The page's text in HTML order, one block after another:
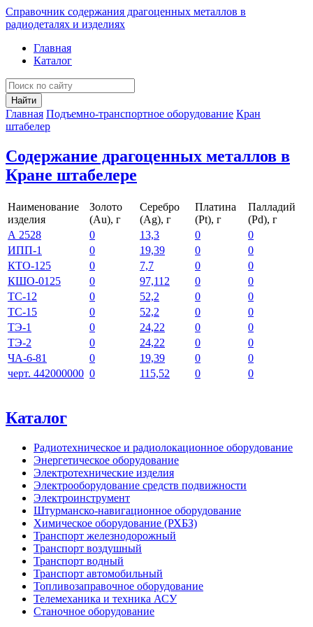
Справочник содержания драгоценных металлов в
радиодеталях и изделиях
Главная
Каталог
Найти
Главная Подъемно-транспортное оборудование Кран
штабелер
Содержание драгоценных металлов в
Кране штабелере
Наименование
изделия
Золото
(Au), г
Серебро
(Ag), г
Платина
(Pt), г
Палладий
(Pd), г
А 2528
0 13,3 0
0
ИПП-1
0 19,39 0
0
КТО-125
0 7,7 0
0
КШО-0125
0 97,112 0
0
ТС-12
0 52,2 0
0
ТС-15
0 52,2 0
0
ТЭ-1
0 24,22 0
0
ТЭ-2
0 24,22 0
0
ЧА-6-81
0 19,39 0
0
черт. 442000000 0 115,52 0 0
Каталог
Радиотехническое и радиолокационное оборудование
Энергетическое оборудование
Электротехнические изделия
Электрооборудование средств подвижности
Электроинструмент
Штурманско-навигационное оборудование
Химическое оборудование (РХБЗ)
Транспорт железнодорожный
Транспорт воздушный
Транспорт водный
Транспорт автомобильный
Топливозаправочное оборудование
Телемеханика и техника АСУ
Станочное оборудование